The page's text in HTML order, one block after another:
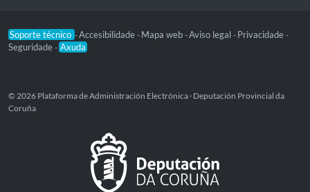
Soporte técnico -Accesibilidade - Mapa web -Aviso legal - Privacidade -
Seguridade - Axuda
© 2026 Plataforma de Administración Electrónica · Deputación Provincial da
Coruña